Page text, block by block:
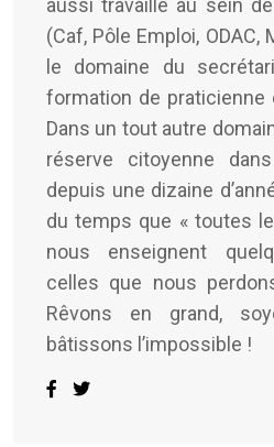
aussi travaillé au sein
(Caf, Pôle Emploi, ODAC,
le domaine du
formation de praticienne
Dans un tout autre
réserve citoyenne
depuis une dizaine
du temps que « toutes
nous enseignent
celles que nous
Rêvons en grand,
bâtissons l’impossible !